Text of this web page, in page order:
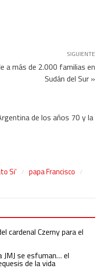
SIGUIENTE
a más de 2.000 familias en
Sudán del Sur »
de los años 70 y la
Si'
papa Francisco
cardenal Czerny para el
JMJ se esfuman… el
de la vida